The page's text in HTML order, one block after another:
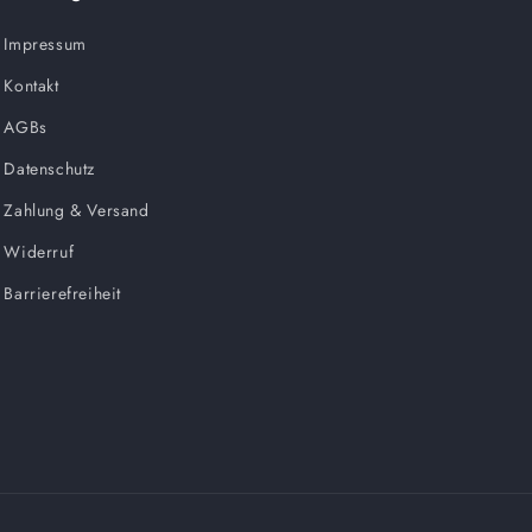
Impressum
Kontakt
AGBs
Datenschutz
Zahlung & Versand
Widerruf
Barrierefreiheit